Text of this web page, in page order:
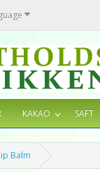
KAKAO SAFT
Balm